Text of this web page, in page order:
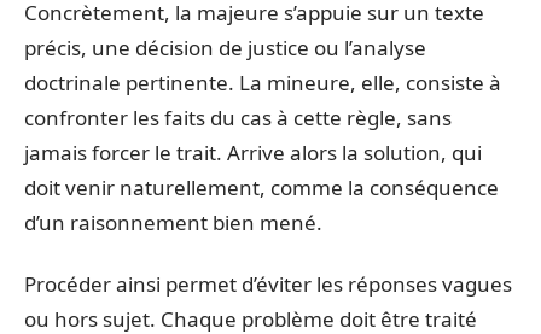
Concrètement, la majeure s’appuie sur un texte
précis, une décision de justice ou l’analyse
doctrinale pertinente. La mineure, elle, consiste à
confronter les faits du cas à cette règle, sans
jamais forcer le trait. Arrive alors la solution, qui
doit venir naturellement, comme la conséquence
d’un raisonnement bien mené.
Procéder ainsi permet d’éviter les réponses vagues
ou hors sujet. Chaque problème doit être traité